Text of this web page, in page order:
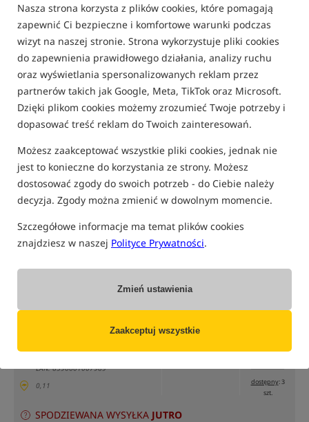
Nasza strona korzysta z plików cookies, które pomagają
zapewnić Ci bezpieczne i komfortowe warunki podczas
wizyt na naszej stronie. Strona wykorzystuje pliki cookies
do zapewnienia prawidłowego działania, analizy ruchu
oraz wyświetlania spersonalizowanych reklam przez
partnerów takich jak Google, Meta, TikTok oraz Microsoft.
Dzięki plikom cookies możemy zrozumieć Twoje potrzeby i
dopasować treść reklam do Twoich zainteresowań.
Możesz zaakceptować wszystkie pliki cookies, jednak nie
jest to konieczne do korzystania ze strony. Możesz
dostosować zgody do swoich potrzeb - do Ciebie należy
decyzja. Zgody można zmienić w dowolnym momencie.
Szczegółowe informacje ma temat plików cookies
znajdziesz w naszej Polityce Prywatności.
Zmień ustawienia
Zaakceptuj wszystkie
tylko produkty na"naszym magazynie"
MPN: TB00798
EAN: 8596601007989
0,11
dostępny: 3
szt.
SPODZIEWANA WYSYŁKA JUTRO